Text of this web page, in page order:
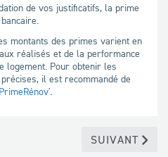
de vos justificatifs, la prime
montants des primes varient en
réalisés et de la performance
logement. Pour obtenir les
il est recommandé de
.
SUIVANT